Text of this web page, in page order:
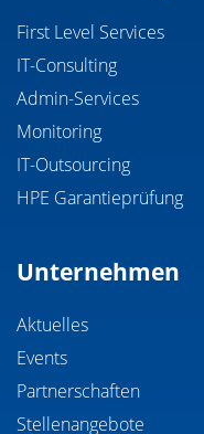
First Level Services
IT-Consulting
Admin-Services
Monitoring
IT-Outsourcing
HPE Garantieprüfung
Unternehmen
Aktuelles
Events
Partnerschaften
Stellenangebote